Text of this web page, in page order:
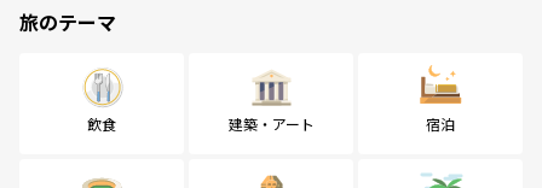
旅のテーマ
飲食 建築・アート 宿泊